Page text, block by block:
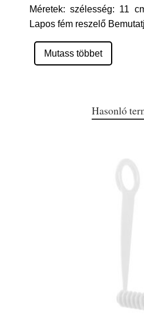
Méretek: szélesség: 11
Lapos fém reszelő
Mutass többet
Hasonló